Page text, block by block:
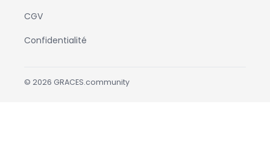
CGV
Confidentialité
© 2026 GRACES.community